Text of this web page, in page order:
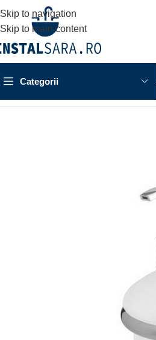
Skip to navigation
Skip to main content
Categorii